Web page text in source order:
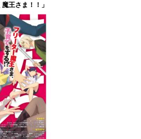
王さま！！ 」